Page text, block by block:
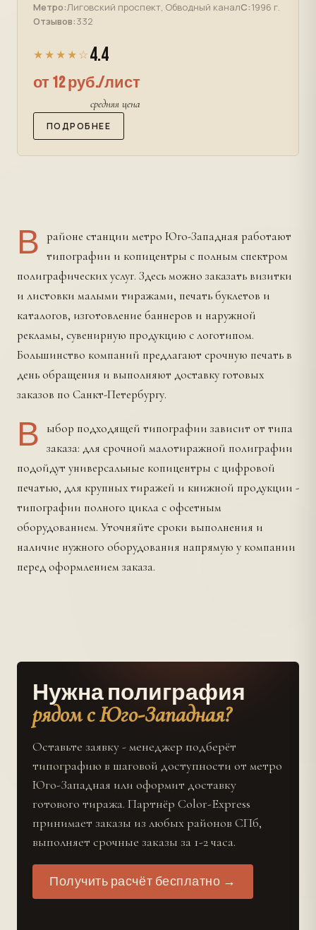
Метро:Лиговский проспект, Обводный каналС:1996 г.
Отзывов:332
★★★★☆ 4.4
от 12 руб./лист
средняя цена
ПОДРОБНЕЕ
В районе станции метро Юго-Западная работают
типографии и копицентры с полным спектром
полиграфических услуг. Здесь можно заказать визитки
и листовки малыми тиражами, печать буклетов и
каталогов, изготовление баннеров и наружной
рекламы, сувенирную продукцию с логотипом.
Большинство компаний предлагают срочную печать в
день обращения и выполняют доставку готовых
заказов по Санкт-Петербургу.
В
ыбор подходящей типографии зависит от типа
заказа: для срочной малотиражной полиграфии
подойдут универсальные копицентры с цифровой
печатью, для крупных тиражей и книжной продукции -
типографии полного цикла с офсетным
оборудованием. Уточняйте сроки выполнения и
наличие нужного оборудования напрямую у компании
перед оформлением заказа.
Нужна полиграфия
рядом с Юго-Западная?
Оставьте заявку - менеджер подберёт
типографию в шаговой доступности от метро
Юго-Западная или оформит доставку
готового тиража. Партнёр Color-Express
принимает заказы из любых районов СПб,
выполняет срочные заказы за 1-2 часа.
Получить расчёт бесплатно →